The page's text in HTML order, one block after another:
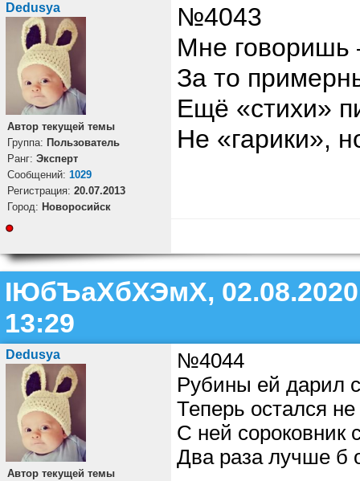
Dedusya
Автор текущей темы
Группа: Пользователь
Ранг: Эксперт
Cообщений: 1029
Регистрация: 20.07.2013
Город: Новоросийск
№4043
Мне говоришь
За то
Ещё «стихи»
Не «гарики»,
ІЮбЪаХбХЭмХ,
13:29
Dedusya
Автор текущей темы
№4044
Рубины ей дарил
Теперь остался
С ней сороковник
Два раза лучше б